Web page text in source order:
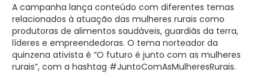
A campanha lança conteúdo com diferentes temas
relacionados à atuação das mulheres rurais como
produtoras de alimentos saudáveis, guardiãs da terra,
líderes e empreendedoras. O tema norteador da
quinzena ativista é “O futuro é junto com as mulheres
rurais”, com a hashtag #JuntoComAsMulheresRurais.